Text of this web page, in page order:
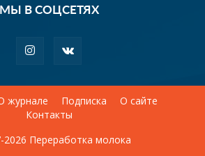
МЫ В СОЦСЕТЯХ
журнале Подписка
О сайте
Контакты
Переработка молока